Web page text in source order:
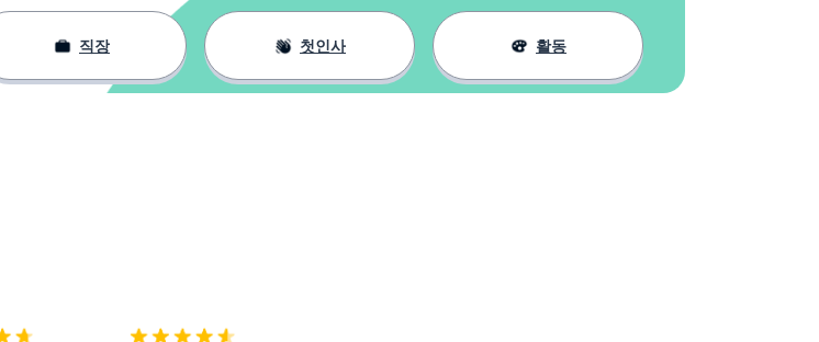
직장 첫인사 활동